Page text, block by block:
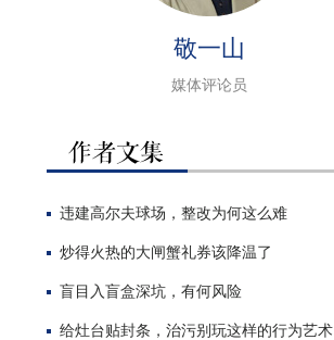
敬一山
媒体评论员
违建高尔夫球场，整改为何这么难
炒得火热的大闸蟹礼券该降温了
盲目入盲盒深坑，有何风险
给灶台贴封条，治污别玩这样的行为艺术